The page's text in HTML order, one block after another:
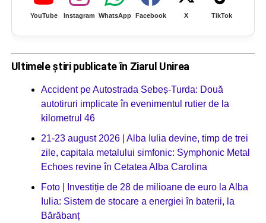
YouTube Instagram WhatsApp Facebook X TikTok
Ultimele știri publicate în Ziarul Unirea
Accident pe Autostrada Sebeș-Turda: Două
autotiruri implicate în evenimentul rutier de la
kilometrul 46
21-23 august 2026 | Alba Iulia devine, timp de trei
zile, capitala metalului simfonic: Symphonic Metal
Echoes revine în Cetatea Alba Carolina
Foto | Investiție de 28 de milioane de euro la Alba
Iulia: Sistem de stocare a energiei în baterii, la
Bărăbanț